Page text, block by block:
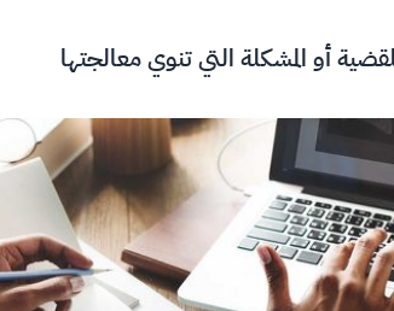
أو المشكلة التي تنوي معالجتها